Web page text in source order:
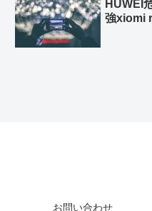
HUWEI
強xiomi
お問い合わせ